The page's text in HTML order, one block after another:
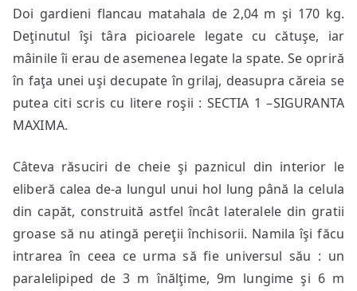
Doi gardieni flancau matahala de 2,04 m şi 170 kg.
Deţinutul îşi târa picioarele legate cu cătuşe, iar
mâinile îi erau de asemenea legate la spate. Se opriră
în faţa unei uşi decupate în grilaj, deasupra căreia se
putea citi scris cu litere roşii : SECTIA 1 –SIGURANTA
MAXIMA.
Câteva răsuciri de cheie şi paznicul din interior le
eliberă calea de-a lungul unui hol lung până la celula
din capăt, construită astfel încât lateralele din gratii
groase să nu atingă pereţii închisorii. Namila îşi făcu
intrarea în ceea ce urma să fie universul său : un
paralelipiped de 3 m înălţime, 9m lungime şi 6 m